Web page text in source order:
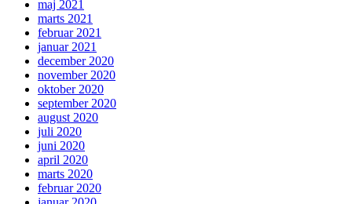
maj 2021
marts 2021
februar 2021
januar 2021
december 2020
november 2020
oktober 2020
september 2020
august 2020
juli 2020
juni 2020
april 2020
marts 2020
februar 2020